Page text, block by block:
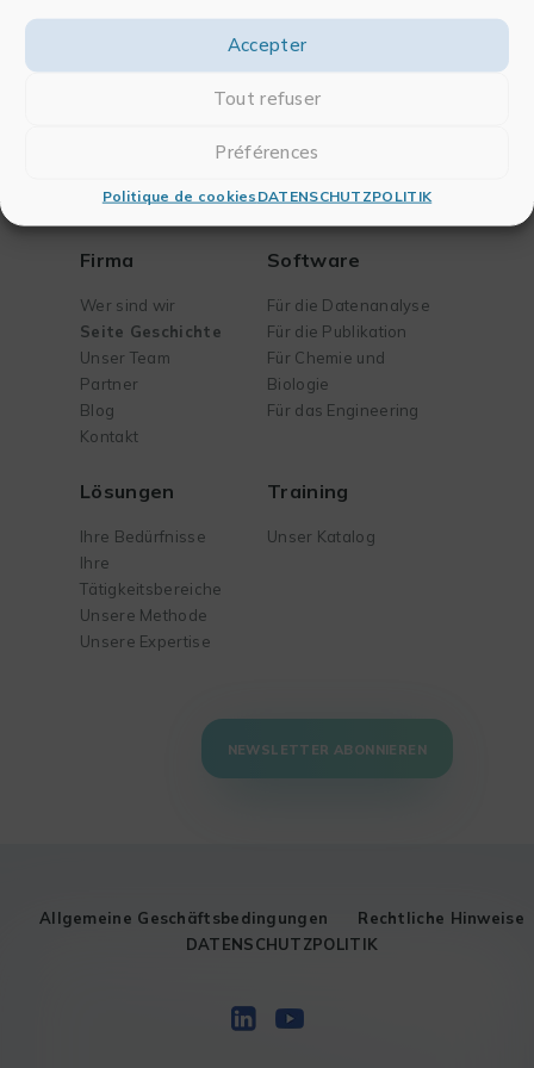
Accepter
Tout refuser
Préférences
Politique de cookies DATENSCHUTZPOLITIK
Firma
Wer sind wir
Seite Geschichte
Unser Team
Partner
Blog
Kontakt
Software
Für die Datenanalyse
Für die Publikation
Für Chemie und
Biologie
Für das Engineering
Lösungen
Ihre Bedürfnisse
Ihre
Tätigkeitsbereiche
Unsere Methode
Unsere Expertise
Training
Unser Katalog
NEWSLETTER ABONNIEREN
Allgemeine Geschäftsbedingungen
Rechtliche Hinweise
DATENSCHUTZPOLITIK